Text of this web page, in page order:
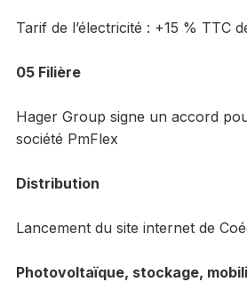
Tarif de l’électricité : +15 % TTC
05 Filière
Hager Group signe un accord
société PmFlex
Distribution
Lancement du site internet de
Photovoltaïque, stockage,